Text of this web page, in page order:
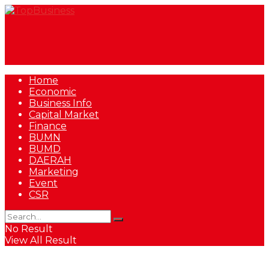
Home
Economic
Business Info
Capital Market
Finance
BUMN
BUMD
DAERAH
Marketing
Event
CSR
No Result
View All Result